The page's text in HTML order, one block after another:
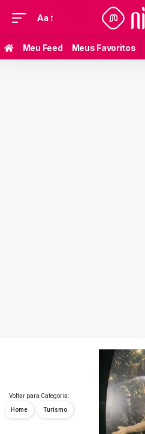
Aa
Meu Feed Meus Favoritos
Voltar para Categoria:
Home Turismo